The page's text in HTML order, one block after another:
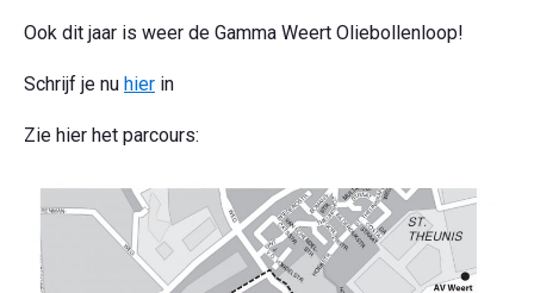
Ook dit jaar is weer de Gamma Weert Oliebollenloop!
Schrijf je nu hier in
Zie hier het parcours: